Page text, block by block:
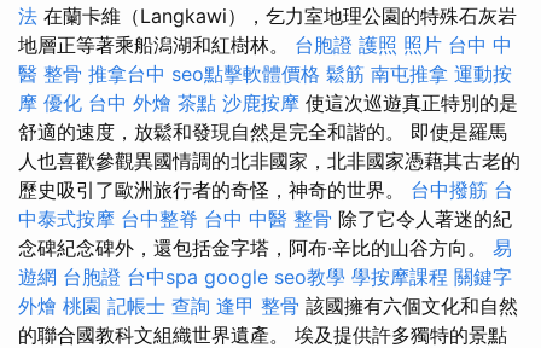
法 在蘭卡維（Langkawi），乞力室地理公園的特殊石灰岩
地層正等著乘船潟湖和紅樹林。 台胞證 護照 照片 台中 中
醫 整骨 推拿台中 seo點擊軟體價格 鬆筋 南屯推拿 運動按
摩 優化 台中 外燴 茶點 沙鹿按摩 使這次巡遊真正特別的是
舒適的速度，放鬆和發現自然是完全和諧的。 即使是羅馬
人也喜歡參觀異國情調的北非國家，北非國家憑藉其古老的
歷史吸引了歐洲旅行者的奇怪，神奇的世界。 台中撥筋 台
中泰式按摩 台中整脊 台中 中醫 整骨 除了它令人著迷的紀
念碑紀念碑外，還包括金字塔，阿布·辛比的山谷方向。 易
遊網 台胞證 台中spa google seo教學 學按摩課程 關鍵字
外燴 桃園 記帳士 查詢 逢甲 整骨 該國擁有六個文化和自然
的聯合國教科文組織世界遺產。 埃及提供許多獨特的景點